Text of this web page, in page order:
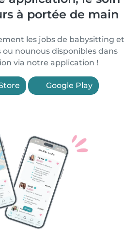
à portée de main
les jobs de babysitting et
ou nounous disponibles dans
via notre application !
Google Play